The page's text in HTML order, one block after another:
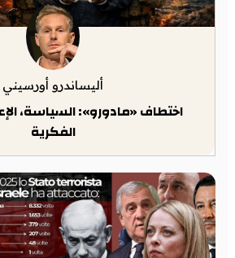
أليساندرو أورسيني
اختطاف «مادورو»: السياسة،
الفكرية